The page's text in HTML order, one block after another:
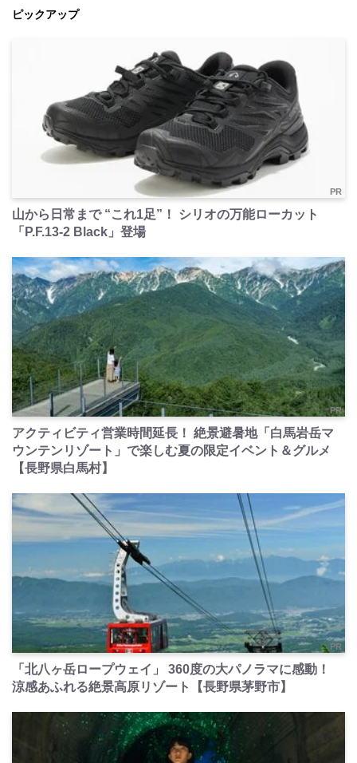
ピックアップ
PR
山から日常まで “これ1足”！ シリオの万能ローカット
「P.F.13-2 Black」登場
PR
アクティビティ営業時間延長！ 絶景避暑地「白馬岩岳マ
ウンテンリゾート」で楽しむ夏の限定イベント＆グルメ
【長野県白馬村】
PR
「北八ヶ岳ロープウェイ」 360度の大パノラマに感動！
涼感あふれる絶景高原リゾート【長野県茅野市】